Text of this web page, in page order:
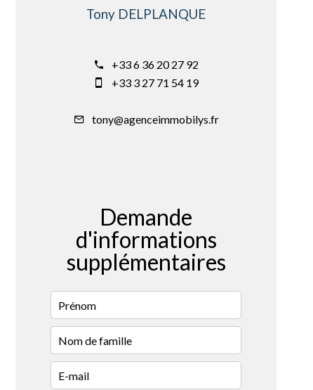
Tony DELPLANQUE
+33 6 36 20 27 92
+33 3 27 71 54 19
tony@agenceimmobilys.fr
Demande
d'informations
supplémentaires